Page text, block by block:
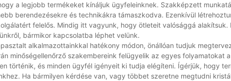
a legjobb termékeket kínáljuk ügyfeleinknek. Szakképzett
berendezésekre és technikákra támaszkodva. Ezenkívül
felelős. Mindig itt vagyunk, hogy ötleteit valósággá
bármikor kapcsolatba léphet velünk.
alkalmazottainkkal hatékony módon, önállóan tudjuk
minőségellenőrző szakembereink felügyelik az egyes folyamatokat
történik, és minden ügyfél igényeit ki tudja elégíteni. Ígérjük, hogy
Ha bármilyen kérdése van, vagy többet szeretne megtudni